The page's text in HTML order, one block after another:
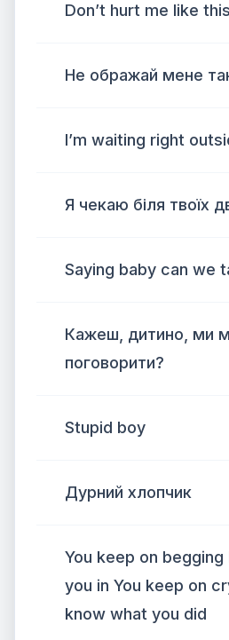
Don’t hurt me like
Не ображай мене
I’m waiting right
Я чекаю біля твоїх
Saying baby can we
Кажеш, дитино, ми
поговорити?
Stupid boy
Дурний хлопчик
You keep on begging
you in You keep on
know what you did